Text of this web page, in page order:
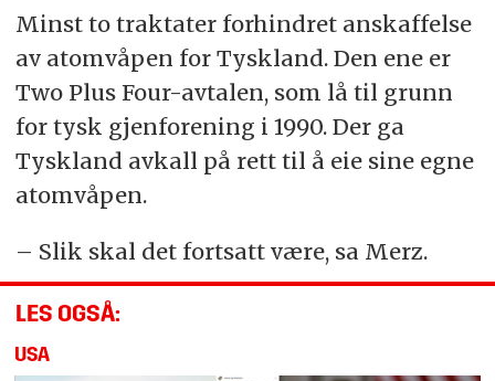
Minst to traktater forhindret anskaffelse
av atomvåpen for Tyskland. Den ene er
Two Plus Four-avtalen, som lå til grunn
for tysk gjenforening i 1990. Der ga
Tyskland avkall på rett til å eie sine egne
atomvåpen.
– Slik skal det fortsatt være, sa Merz.
LES OGSÅ:
USA